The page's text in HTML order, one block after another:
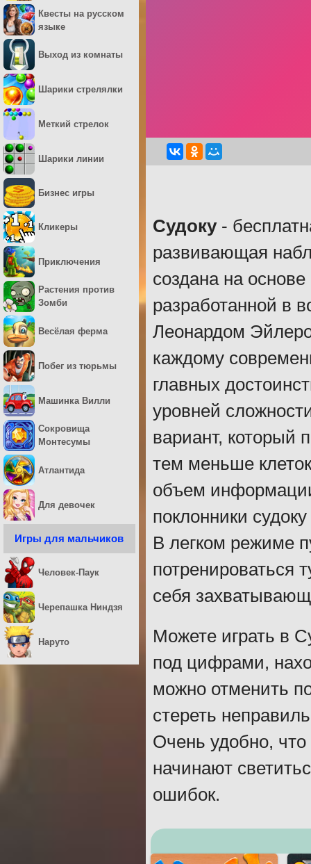
Судоку-
развивающая
создана на основе
разработанной в
Леонардом
каждому
главных
уровней
вариант, который
тем меньше
объем
поклонники
В легком режиме
потренироваться
себя
Можете играть в
под цифрами,
можно отменить
стереть
Очень удобно,
начинают
ошибок.
Квесты на русском
языке
Выход из комнаты
Шарики стрелялки
Меткий стрелок
Шарики линии
Бизнес игры
Кликеры
Приключения
Растения против
Зомби
Весёлая ферма
Побег из тюрьмы
Машинка Вилли
Сокровища
Монтесумы
Атлантида
Для девочек
Игры для мальчиков
Человек-Паук
Черепашка Ниндзя
Наруто